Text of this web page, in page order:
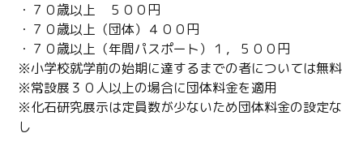
・７０歳以上 ５００円
・７０歳以上（団体）４００円
・７０歳以上（年間パスポート）１，５００円
※小学校就学前の始期に達するまでの者については無料
※常設展３０人以上の場合に団体料金を適用
※化石研究展示は定員数が少ないため団体料金の設定な
し